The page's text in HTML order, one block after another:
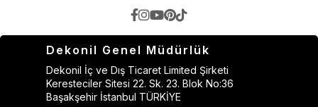
Dekonil Genel Müdürlük
Dekonil İç ve Dış Ticaret Limited Şirketi
Keresteciler Sitesi 22. Sk. 23. Blok No:36
Başakşehir İstanbul TÜRKİYE